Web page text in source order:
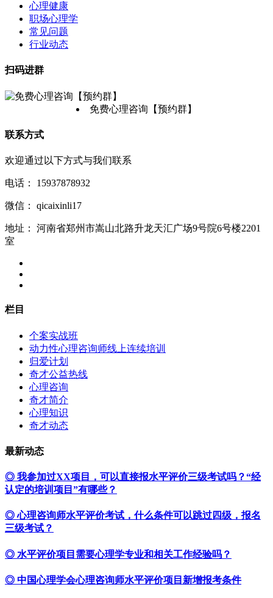
心理健康
职场心理学
常见问题
行业动态
扫码进群
免费心理咨询【预约群】
联系方式
欢迎通过以下方式与我们联系
电话： 15937878932
微信： qicaixinli17
地址：
河南省郑州市嵩山北路升龙天汇广场9号院6号楼2201
室
栏目
个案实战班
动力性心理咨询师线上连续培训
归爱计划
奇才公益热线
心理咨询
奇才简介
心理知识
奇才动态
最新动态
◎ 我参加过XX项目，可以直接报水平评价三级考试吗？“经
认定的培训项目”有哪些？
◎ 心理咨询师水平评价考试，什么条件可以跳过四级，报名
三级考试？
◎ 水平评价项目需要心理学专业和相关工作经验吗？
◎ 中国心理学会心理咨询师水平评价项目新增报考条件